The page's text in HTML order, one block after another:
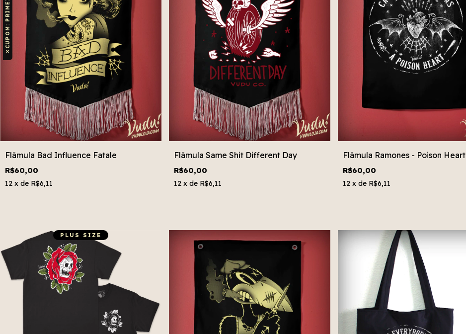
Flâmula Bad Influence Fatale
R$60,00
12 x de R$6,11
Flâmula Same Shit Different Day
R$60,00
12 x de R$6,11
Flâmula Ramones - Poison Heart
R$60,00
12 x de R$6,11
PLUS SIZE
✕